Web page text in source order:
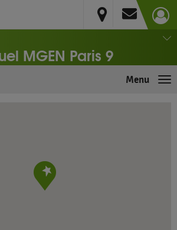
MGEN Paris 9
Menu